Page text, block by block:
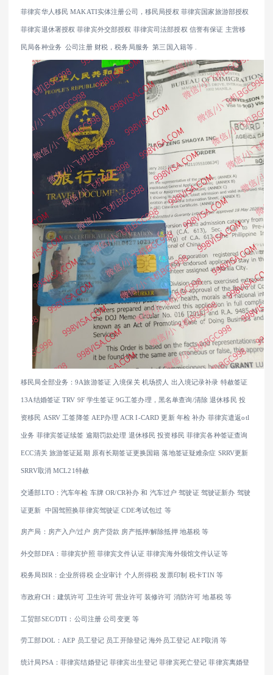
菲律宾华人移民 MAKATI实体注册公司，移民局授权 菲律宾国家旅游部授权
菲律宾退休署授权 菲律宾外交部授权 菲律宾司法部授权 信誉有保证 主营移
民局各种业务 公司注册 财税，税务局服务 第三国入籍等 .
移民局全部业务：9A旅游签证 入境保关 机场捞人 出入境记录补录 特赦签证
13A结婚签证 TRV 9F 学生签证 9G工签办理，黑名单查询/清除 退休移民 投
资移民 ASRV 工签降签 AEP办理 ACR I-CARD 更新 年检 补办 菲律宾遣返otl
业务 菲律宾签证续签 逾期罚款处理 退休移民 投资移民 菲律宾各种签证查询
ECC清关 旅游签证延期 原有长期签证更换国籍 落地签证疑难杂症 SRRV更新
SRRV取消 MCL21特赦
交通部LTO：汽车年检 车牌 OR/CR补办 和 汽车过户 驾驶证 驾驶证新办 驾驶
证更新 中国驾照换菲律宾驾驶证 CDE考试包过 等
房产局：房产入户/过户 房产贷款 房产抵押/解除抵押 地基税 等
外交部DFA：菲律宾护照 菲律宾文件认证 菲律宾海外领馆文件认证等
税务局BIR：企业所得税 企业审计 个人所得税 发票印制 税卡TIN 等
市政府CH：建筑许可 卫生许可 营业许可 装修许可 消防许可 地基税 等
工贸部SEC/DTI：公司注册 公司变更 等
劳工部DOL：AEP 员工登记 员工开除登记 海外员工登记 AEP取消 等
统计局PSA：菲律宾结婚登记 菲律宾出生登记 菲律宾死亡登记 菲律宾离婚登